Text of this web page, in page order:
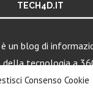
Consenso Cookie
TECH4D.IT
un blog di
tecnologia a
al mondo